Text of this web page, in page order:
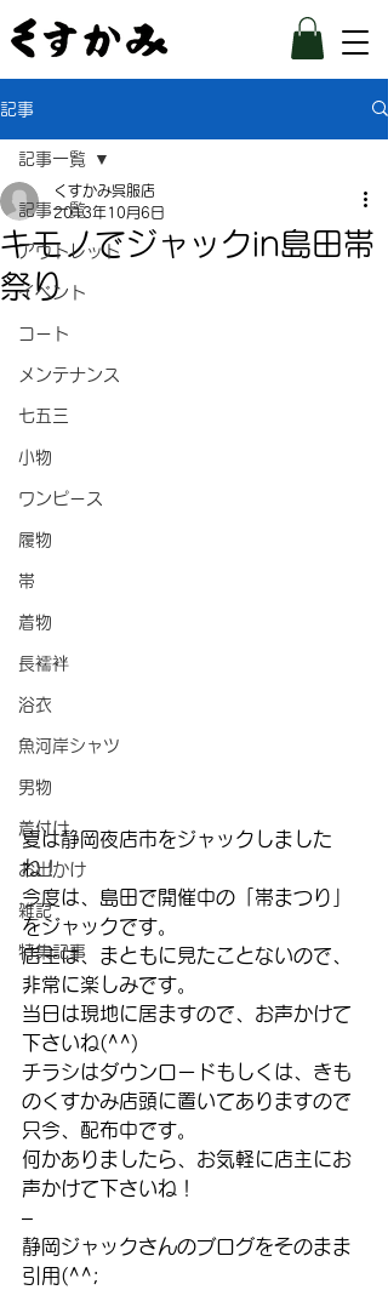
記事
記事一覧
アウトレット
イベント
コート
メンテナンス
七五三
小物
ワンピース
履物
帯
着物
長襦袢
浴衣
魚河岸シャツ
男物
着付け
お出かけ
雑記
特集記事
記事一覧
キモノでジャックin島田帯
祭り
くすかみ呉服店
2013年10月6日
夏は静岡夜店市をジャックしました
ね！
今度は、島田で開催中の「帯まつり」
をジャックです。
店主は、まともに見たことないので、
非常に楽しみです。
当日は現地に居ますので、お声かけて
下さいね(^^)
チラシはダウンロードもしくは、きも
のくすかみ店頭に置いてありますので
只今、配布中です。
何かありましたら、お気軽に店主にお
声かけて下さいね！
–
静岡ジャックさんのブログをそのまま
引用(^^;